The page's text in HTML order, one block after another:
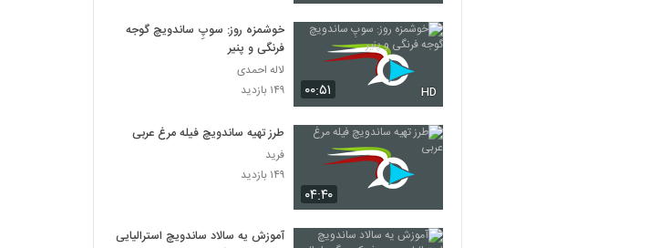
۰۰:۵۱ HD
خوشمزه روز: سوپِ ساندویچ گوجه
فرنگی و پنیر
لاله احمدی
۱۴۹ بازدید
۰۴:۴۰
طرز تهیه ساندویچ فیله مرغ عربی
فرید
۱۴۹ بازدید
آموزش یه سالاد ساندویچ استرالیایی